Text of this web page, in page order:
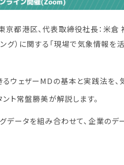
都港区、代表取締役社長：米倉
グ）に関する「現場で気象情報を
ウェザーMDの基本と実践法を
ト常盤勝美が解説します。
ータを組み合わせて、企業のデ